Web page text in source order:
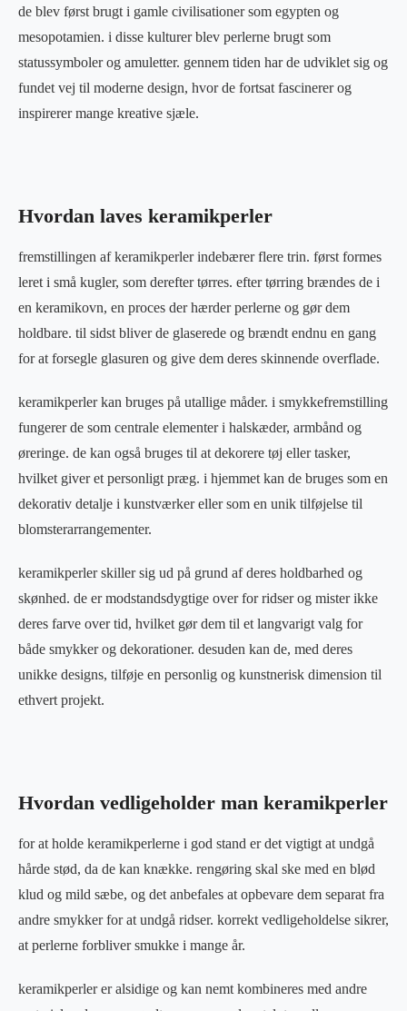
de blev først brugt i gamle civilisationer som egypten og
mesopotamien. i disse kulturer blev perlerne brugt som
statussymboler og amuletter. gennem tiden har de udviklet sig og
fundet vej til moderne design, hvor de fortsat fascinerer og
inspirerer mange kreative sjæle.
Hvordan laves keramikperler
fremstillingen af keramikperler indebærer flere trin. først formes
leret i små kugler, som derefter tørres. efter tørring brændes de i
en keramikovn, en proces der hærder perlerne og gør dem
holdbare. til sidst bliver de glaserede og brændt endnu en gang
for at forsegle glasuren og give dem deres skinnende overflade.
keramikperler kan bruges på utallige måder. i smykkefremstilling
fungerer de som centrale elementer i halskæder, armbånd og
øreringe. de kan også bruges til at dekorere tøj eller tasker,
hvilket giver et personligt præg. i hjemmet kan de bruges som en
dekorativ detalje i kunstværker eller som en unik tilføjelse til
blomsterarrangementer.
keramikperler skiller sig ud på grund af deres holdbarhed og
skønhed. de er modstandsdygtige over for ridser og mister ikke
deres farve over tid, hvilket gør dem til et langvarigt valg for
både smykker og dekorationer. desuden kan de, med deres
unikke designs, tilføje en personlig og kunstnerisk dimension til
ethvert projekt.
Hvordan vedligeholder man keramikperler
for at holde keramikperlerne i god stand er det vigtigt at undgå
hårde stød, da de kan knække. rengøring skal ske med en blød
klud og mild sæbe, og det anbefales at opbevare dem separat fra
andre smykker for at undgå ridser. korrekt vedligeholdelse sikrer,
at perlerne forbliver smukke i mange år.
keramikperler er alsidige og kan nemt kombineres med andre